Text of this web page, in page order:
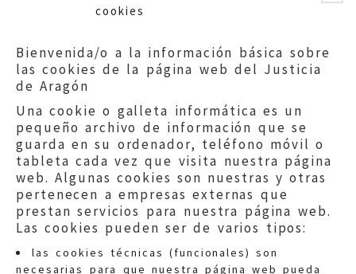
cookies
Bienvenida/o a la información básica sobre
las cookies de la página web del Justicia
de Aragón
Una cookie o galleta informática es un
pequeño archivo de información que se
guarda en su ordenador, teléfono móvil o
tableta cada vez que visita nuestra página
web. Algunas cookies son nuestras y otras
pertenecen a empresas externas que
prestan servicios para nuestra página web.
Las cookies pueden ser de varios tipos:
las cookies técnicas (funcionales) son
necesarias para que nuestra página web pueda